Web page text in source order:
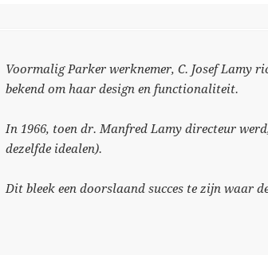
Voormalig Parker werknemer, C. Josef Lamy
bekend om haar design en functionaliteit.
In 1966, toen dr. Manfred Lamy directeur
dezelfde idealen).
Dit bleek een doorslaand succes te zijn waar